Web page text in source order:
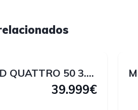
AUDI A4 ALLROAD QUATTRO 50 3.0 V6 TDI 286 CV
39.999€